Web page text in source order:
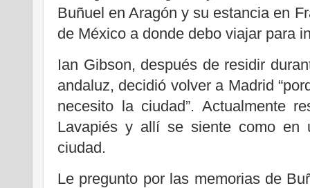
Buñuel en Aragón y su estancia en
de México a donde debo viajar para
Ian Gibson, después de residir
andaluz, decidió volver a Madrid
necesito la ciudad”. Actualmente
Lavapiés y allí se siente como en
ciudad.
Le pregunto por las memorias de